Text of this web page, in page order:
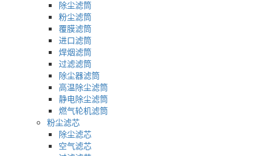
除尘滤筒
粉尘滤筒
覆膜滤筒
进口滤筒
焊烟滤筒
过滤滤筒
除尘器滤筒
高温除尘滤筒
静电除尘滤筒
燃气轮机滤筒
粉尘滤芯
除尘滤芯
空气滤芯